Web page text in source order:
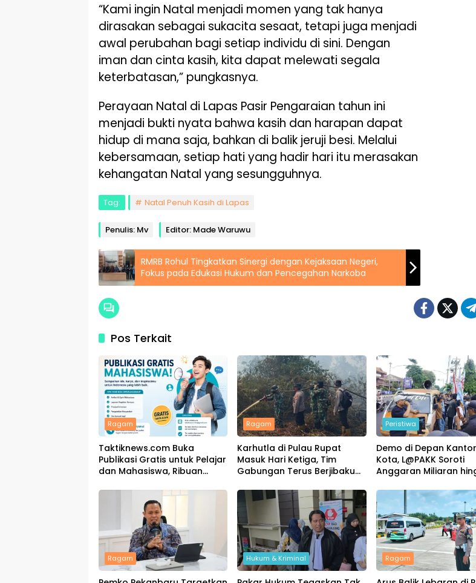
“Kami ingin Natal menjadi momen yang tak hanya
dirasakan sebagai sukacita sesaat, tetapi juga menjadi
awal perubahan bagi setiap individu di sini. Dengan
iman dan cinta kasih, kita dapat melewati segala
keterbatasan,” pungkasnya.
Perayaan Natal di Lapas Pasir Pengaraian tahun ini
menjadi bukti nyata bahwa kasih dan harapan dapat
hidup di mana saja, bahkan di balik jeruji besi. Melalui
kebersamaan, setiap hati yang hadir hari itu merasakan
kehangatan Natal yang sesungguhnya.
Tag: Natal Penuh Kasih di Lapas
Penulis: Mv Editor: Made Waruwu
RMRB Rohul Tingkatkan Sinergi dengan Kejaksaan Negeri,
Fokus pada Edukasi Hukum dan Pencegahan Narkoba
Pos Terkait
Ragam
Taktiknews.com Buka
Publikasi Gratis untuk Pelajar
dan Mahasiswa, Ribuan
Ragam
Karhutla di Pulau Rupat
Masuk Hari Ketiga, Tim
Gabungan Terus Berjibaku
Peristiwa
Demo di Depan
Kota, L@PAKK Soroti
Anggaran Miliaran
Ragam Hukum & Kriminal Ragam